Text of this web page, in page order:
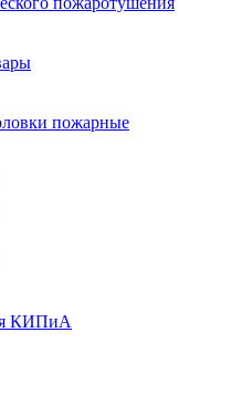
пожарные
КИПиА